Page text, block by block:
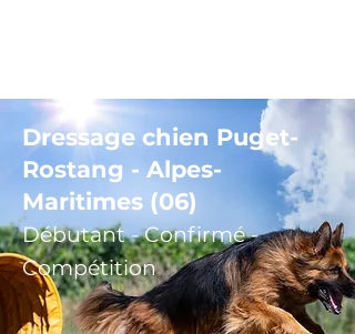
Dressage chien Puget-
Rostang - Alpes-
Maritimes (06)
Débutant - Confirmé -
Compétition